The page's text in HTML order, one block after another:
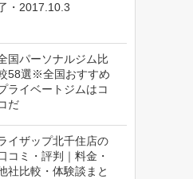
・2017.10.3
国パーソナルジム比
58選※全国おすすめ
ライベートジムはコ
だ
イザップ北千住店の
コミ・評判｜料金・
社比較・体験談まと